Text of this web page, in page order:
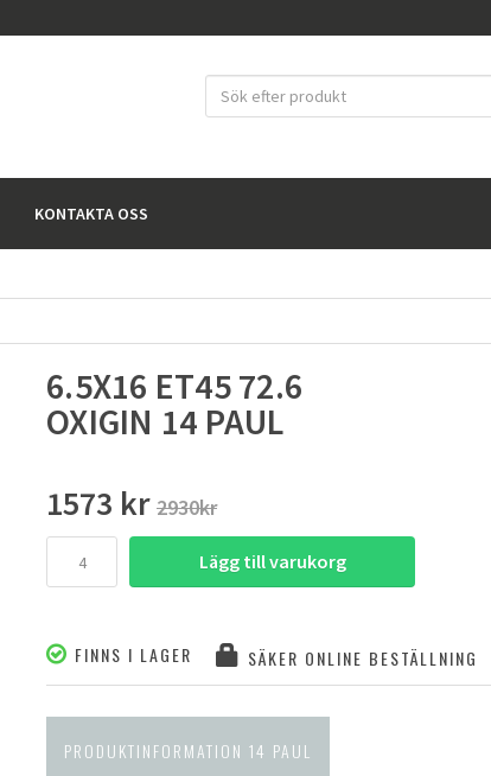
KONTAKTA OSS
6.5X16 ET45 72.6
OXIGIN 14 PAUL
1573 kr 2930kr
Lägg till varukorg
FINNS I LAGER SÄKER ONLINE BESTÄLLNING
PRODUKTINFORMATION 14 PAUL